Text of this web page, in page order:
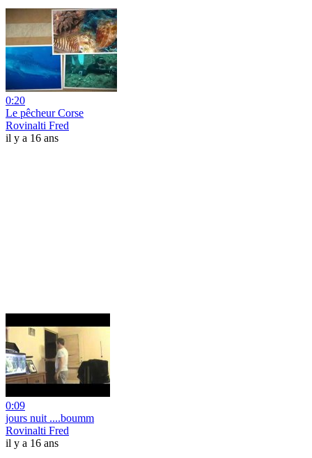
0:20
Le pêcheur Corse
Rovinalti Fred
il y a 16 ans
0:09
jours nuit ....boumm
Rovinalti Fred
il y a 16 ans